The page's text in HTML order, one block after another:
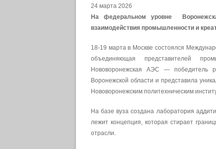
24 марта 2026
На федеральном уровне
взаимодействия промышленности и
18-19 марта в Москве состоялся
объединяющая представителей
Нововоронежская АЭС — победитель
Воронежской области и представила
Нововоронежским политехническим
На базе вуза создана лаборатория
лежит концепция, которая стирает
отрасли.